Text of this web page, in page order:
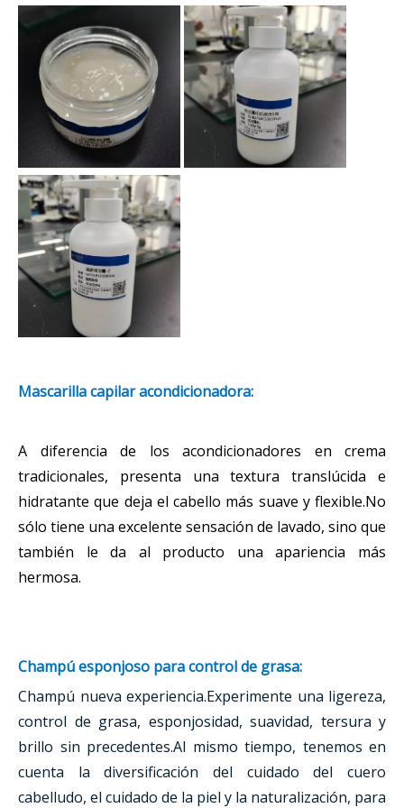
Mascarilla capilar acondicionadora:
A diferencia de los acondicionadores en crema
tradicionales, presenta una textura translúcida e
hidratante que deja el cabello más suave y flexible.No
sólo tiene una excelente sensación de lavado, sino que
también le da al producto una apariencia más
hermosa.
Champú esponjoso para control de grasa:
Champú nueva experiencia.Experimente una ligereza,
control de grasa, esponjosidad, suavidad, tersura y
brillo sin precedentes.Al mismo tiempo, tenemos en
cuenta la diversificación del cuidado del cuero
cabelludo, el cuidado de la piel y la naturalización, para